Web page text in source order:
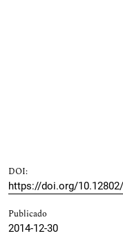
DOI:
https://doi.org/
Publicado
2014-12-30